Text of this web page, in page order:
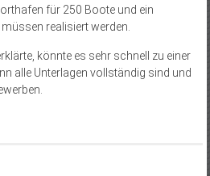
für 250 Boote und ein
realisiert werden.
könnte es sehr schnell zu einer
alle Unterlagen vollständig sind und